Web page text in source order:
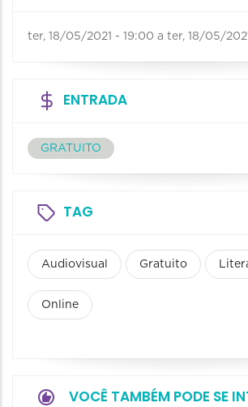
ter, 18/05/2021 - 19:00 a ter, 18/05/
ENTRADA
GRATUITO
TAG
Audiovisual Gratuito
Online
VOCÊ TAMBÉM PODE SE